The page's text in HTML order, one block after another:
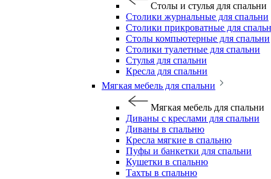
Столы и стулья для спальни
Столики журнальные для спальни
Столики прикроватные для
Столы компьютерные для спальни
Столики туалетные для спальни
Стулья для спальни
Кресла для спальни
Мягкая мебель для спальни
Мягкая мебель для спальни
Диваны с креслами для спальни
Диваны в спальню
Кресла мягкие в спальню
Пуфы и банкетки для спальни
Кушетки в спальню
Тахты в спальню